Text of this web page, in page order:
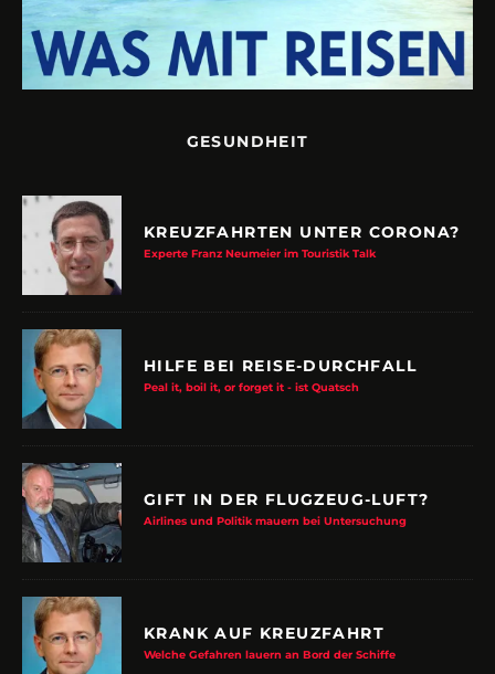
GESUNDHEIT
KREUZFAHRTEN UNTER CORONA?
Experte Franz Neumeier im Touristik Talk
HILFE BEI REISE-DURCHFALL
Peal it, boil it, or forget it - ist Quatsch
GIFT IN DER FLUGZEUG-LUFT?
Airlines und Politik mauern bei Untersuchung
KRANK AUF KREUZFAHRT
Welche Gefahren lauern an Bord der Schiffe